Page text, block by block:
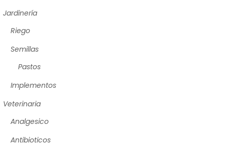
Jardinería
Riego
Semillas
Pastos
Implementos
Veterinaria
Analgesico
Antibioticos